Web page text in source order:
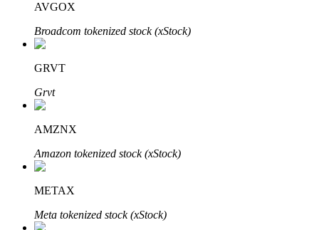
เรียนรู้ Staking
เรียนรู้เกี่ยวกับการสร้างรายได้แบบพาสซีฟ
Bitrue AI
AVGOX
Broadcom tokenized stock (xStock)
GRVT
Grvt
AMZNX
Amazon tokenized stock (xStock)
METAX
Meta tokenized stock (xStock)